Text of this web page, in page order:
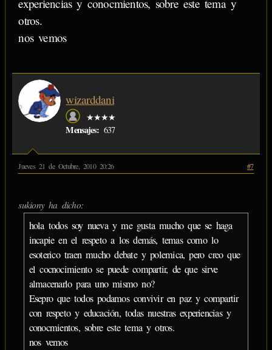
experiencias y conocmientos, sobre este tema y
otros.
nos vemos
wizarddani
★★★★
Mensajes: 637
Jueves 21 de Octubre, 2010 20:26 #7
sukiony ha dicho:
hola todos soy nueva y me gusta mucho que se haga
incapie en el respeto a los demás, temas como lo
esoterico traen mucho debate y polemica, pero creo que
el cocnocimiento se puede compartir, de que sirve
almacenarlo para uno mismo no?
Esepro que todos podamos convivir en paz y compartir
con respeto y educación, todas nuestras experiencias y
conocmientos, sobre este tema y otros.
nos vemos